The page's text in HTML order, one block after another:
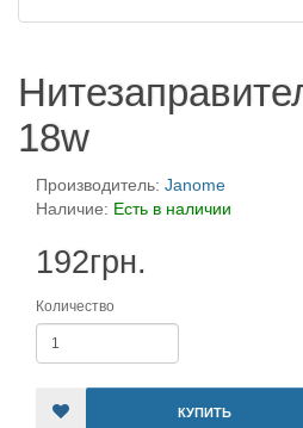
18w
Производитель: Janome
Наличие: Есть в наличии
192грн.
Количество
КУПИТЬ